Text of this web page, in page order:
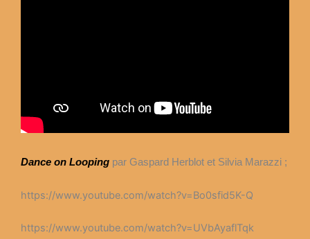
Dance on Looping par Gaspard Herblot et Silvia Marazzi ;
https://www.youtube.com/watch?v=Bo0sfid5K-Q
https://www.youtube.com/watch?v=UVbAyaflTqk